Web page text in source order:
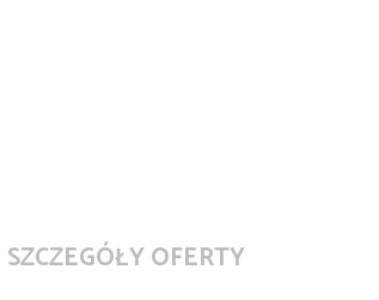
SZCZEGÓŁY OFERTY